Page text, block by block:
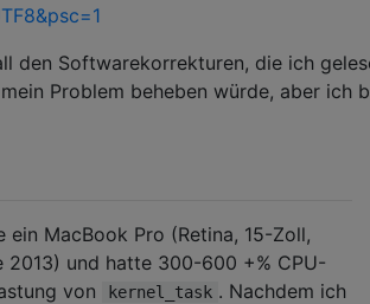
den Softwarekorrekturen, die ich
Problem beheben würde, aber ich
ein MacBook Pro (Retina, 15-Zoll,
2013) und hatte 300-600 +% CPU-
von
kernel_task . Nachdem ich